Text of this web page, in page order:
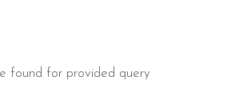
found for provided query